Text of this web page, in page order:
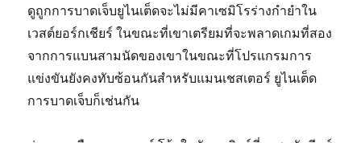
ดูถูกการบาดเจ็บยูไนเต็ดจะไม่มีคาเซมิโรร่างกำยำใน
เวสต์ยอร์กเชียร์ ในขณะที่เขาเตรียมที่จะพลาดเกมที่สอง
จากการแบนสามนัดของเขาในขณะที่โปรแกรมการ
แข่งขันยังคงทับซ้อนกันสำหรับแมนเชสเตอร์ ยูไนเต็ด
การบาดเจ็บก็เช่นกัน